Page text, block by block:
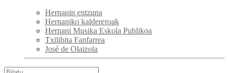
Hernanin entzuna
Hernaniko kaldereroak
Hernani Musika Eskola Publikoa
Txilibita Fanfarrea
José de Olaizola